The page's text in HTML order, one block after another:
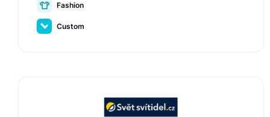
conversion rates.
Fashion
Custom